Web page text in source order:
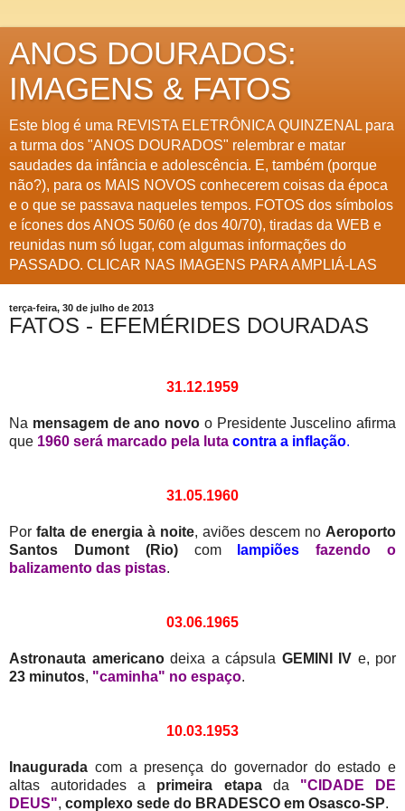
ANOS DOURADOS:
IMAGENS & FATOS
Este blog é uma REVISTA ELETRÔNICA QUINZENAL para
a turma dos "ANOS DOURADOS" relembrar e matar
saudades da infância e adolescência. E, também (porque
não?), para os MAIS NOVOS conhecerem coisas da época
e o que se passava naqueles tempos. FOTOS dos símbolos
e ícones dos ANOS 50/60 (e dos 40/70), tiradas da WEB e
reunidas num só lugar, com algumas informações do
PASSADO. CLICAR NAS IMAGENS PARA AMPLIÁ-LAS
terça-feira, 30 de julho de 2013
FATOS - EFEMÉRIDES DOURADAS
31.12.1959
Na mensagem de ano novo o Presidente Juscelino afirma
que 1960 será marcado pela luta contra a inflação.
31.05.1960
Por falta de energia à noite, aviões descem no Aeroporto
Santos Dumont (Rio)com lampiões fazendo o
balizamento das pistas.
03.06.1965
Astronauta americanodeixa a cápsula GEMINI IV e, por
23 minutos, "caminha" no espaço.
10.03.1953
Inaugurada com a presença do governador do estado e
altas autoridades a primeira etapada "CIDADE DE
DEUS", complexo sede do BRADESCO em Osasco-SP.